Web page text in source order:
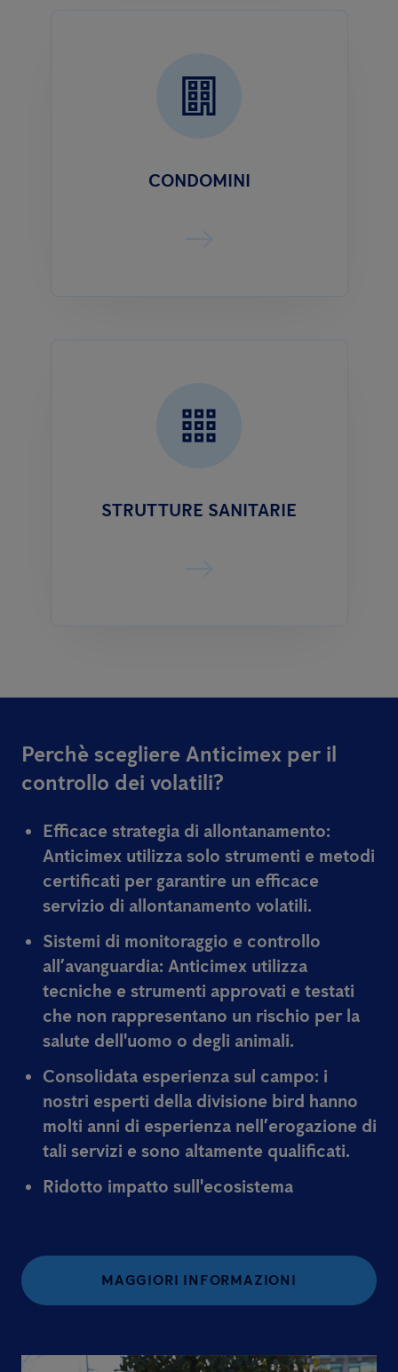
CONDOMINI
STRUTTURE SANITARIE
Perchè scegliere Anticimex per il
controllo dei volatili?
Efficace strategia di allontanamento:
Anticimex utilizza solo strumenti e metodi
certificati per garantire un efficace
servizio di allontanamento volatili.
Sistemi di monitoraggio e controllo
all’avanguardia: Anticimex utilizza
tecniche e strumenti approvati e testati
che non rappresentano un rischio per la
salute dell'uomo o degli animali.
Consolidata esperienza sul campo: i
nostri esperti della divisione bird hanno
molti anni di esperienza nell’erogazione di
tali servizi e sono altamente qualificati.
Ridotto impatto sull'ecosistema
MAGGIORI INFORMAZIONI